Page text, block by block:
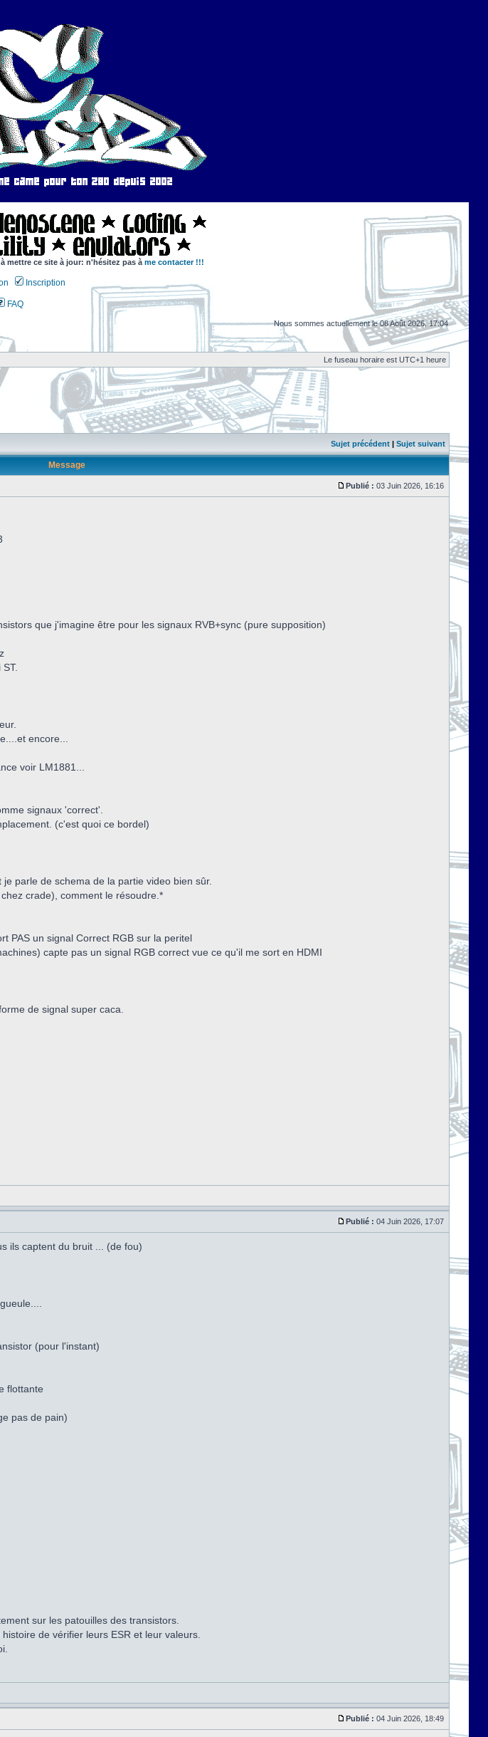
mettre ce site à jour: n'hésitez pas à me contacter !!!
Inscription
FAQ
Nous sommes actuellement le 08 Août 2026, 17:04
Le fuseau horaire est UTC+1 heure
Sujet précédent | Sujet suivant
Message
Publié : 03 Juin 2026, 16:16
que j'imagine être pour les signaux RVB+sync (pure supposition)
encore...
voir LM1881...
signaux 'correct'.
(c'est quoi ce bordel)
parle de schema de la partie video bien sûr.
crade), comment le résoudre.*
PAS un signal Correct RGB sur la peritel
capte pas un signal RGB correct vue ce qu'il me sort en HDMI
de signal super caca.
Publié : 04 Juin 2026, 17:07
ils captent du bruit ... (de fou)
(pour l'instant)
flottante
pas de pain)
sur les patouilles des transistors.
de vérifier leurs ESR et leur valeurs.
Publié : 04 Juin 2026, 18:49